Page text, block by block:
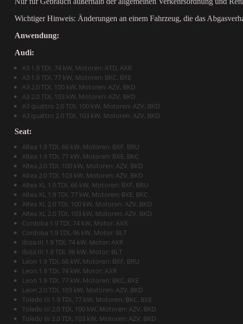
Wichtiger Hinweis: Änderungen an einem Fahrzeug, die das
Anwendung:
Audi:
A3 1.9 TDI, 74 kW, Motoren: ATD, AXR
A3 1.9 TDI, 77 kW, Motoren: BKC, BXE
A3 2.0 TDI, 100 kW, Motoren: AZV, BKD
A3 2.0 TDI, 103 kW, Motoren: AZV, BKD
A3 quattro 2.0 TDI, 100 kW, Motoren: AZV, BKD
A3 quattro 2.0 TDI, 103 kW, Motoren: AZV, BKD
Seat:
Altea 1.9 TDI, 66 kW, Motoren: BXF, BRU
Altea 1.9 TDI, 77 kW, Motoren: BXE, BKC
Altea 2.0 TDI, 100 kW, Motoren: AZV, BKD
Altea 2.0 TDI, 103 kW, Motoren: AZV, BKD
Altea XL 1.9 TDI, 66 kW, Motoren: BXF, BRU
Altea XL 1.9 TDI, 77 kW, Motoren: BXE, BKC
Altea XL 2.0 TDI, 100 kW, Motoren: AZV, BKD
Altea XL 2.0 TDI, 103 kW, Motoren: AZV, BKD
Cordoba 1.9 TDI, 74 kW, Motor: AXR
Cordoba 1.9 TDI, 96 kW, Motor: BLT
Ibiza III 1.9 TDI, 74 kW, Motor: AXR
Ibiza III 1.9 TDI, 96 kW, Motor: BLT
Leon 1.9 TDI, 66 kW, Motoren: BXF, BRU
Leon 1.9 TDI, 74 kW, Motor: AXR
Leon 1.9 TDI, 77 kW, Motoren: BKC, BXE
Leon 2.0 TDI, 103 kW, Motoren: AZV, BKD
Toledo III 1.9 TDI, 77 kW, Motoren: BKC, BXE
Toledo III 2.0 TDI, 100 kW, Motoren: AZV, BKD
Toledo III 2.0 TDI, 103 kW, Motoren: AZV, BKD